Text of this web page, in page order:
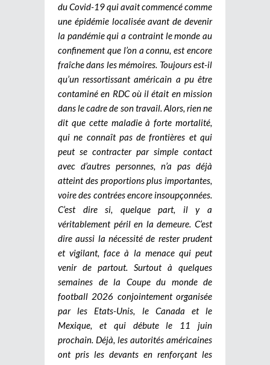
du Covid-19 qui avait commencé comme
une épidémie localisée avant de devenir
la pandémie qui a contraint le monde au
confinement que l’on a connu, est encore
fraîche dans les mémoires. Toujours est-il
qu’un ressortissant américain a pu être
contaminé en RDC où il était en mission
dans le cadre de son travail. Alors, rien ne
dit que cette maladie à forte mortalité,
qui ne connaît pas de frontières et qui
peut se contracter par simple contact
avec d’autres personnes, n’a pas déjà
atteint des proportions plus importantes,
voire des contrées encore insoupçonnées.
C’est dire si, quelque part, il y a
véritablement péril en la demeure. C’est
dire aussi la nécessité de rester prudent
et vigilant, face à la menace qui peut
venir de partout. Surtout à quelques
semaines de la Coupe du monde de
football 2026 conjointement organisée
par les Etats-Unis, le Canada et le
Mexique, et qui débute le 11 juin
prochain. Déjà, les autorités américaines
ont pris les devants en renforçant les